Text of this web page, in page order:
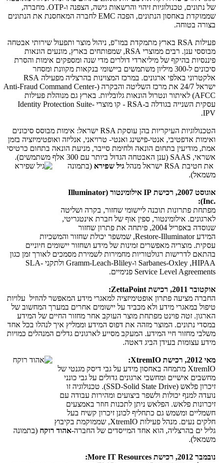
של נתונים, טכנולוגיות זיהוי והרשאות גישה, הצפנה ו-OTP. מחברה,
שממוקדת באחסון הנתונים, הפכה EMC לחברה המאחסנת את הנתונים
בצורה בטוחה.
פעילות RSA בארץ מתמקדת במו"פ, ניהול מוצר ותפעול שירותי אבטחה
מבוססי ענן. רבים ממוצרי RSA, שמפותחים בארץ, מונעים הונאות
פיננסיות בהיקף של מיליארדי דולרים מדי שנה ומספקים אימות והסרת
סיכונים ל-300 מיליון משתמשים ביישומי בנקאות מקוונת ומסחר
אלקטרוני באלפי ארגונים. במרכז המצוינות בהרצליה מפעילה RSA
ישראל 24/7 את מרכז השליטה והבקרה (
Anti-Fraud Command Center-
AFCC) לאיתור ונטרול הונאות גלובליות. בארץ גם מנוהלת פעילות
עסקית השנייה בגודלה ב-RSA - קו מוצרי Identity Protection Suite-
IPV
.
הטכנולוגיות העיקריות בהן עוסקת RSA ישראל: אימות מבוסס סיכונים
ואימות אדפטיבי, אנטי-פישינג ואנטי- טרויאני, אנליזה ואופטימיזציה בזמן
אמת, מודיעין בתחום הונאה ולחימת סייבר, מניעת הונאה בתחום כרטיסי
אשראי, SAAS (ענן האבטחה הגדול ביותר עם 300 אלף משתמשים).
את חטיבת RSA ישראל מנהל גיל שפירא (בתמונה
משמאל).
אוגוסט 2007, רכישת IP אילומינטור (Illuminator
Inc.
):
מפתחת פתרונות תוכנה ליישומי שחזור, בקרה ושליטה
לארגונים. אילומינטור, ספין אוף של חברת אינטגריטי,
שנוסדה באפריל 2004, פיתחה את פתרון שחזור
המידעRestore-Illuminator, שמשפר יכולת שחזור והמשכיות
עסקית. מוצריה מאפשרים זמינות של מידע ושחזור יישומים חיוניים
בהתאם לדרישות רגולטוריות מחמירות לשמירת מסמכים לאורך זמן כגון
Sarbanes-Oxley ,HIPAA ו-Gramm-Leach-Bliley ולתקני SLA-
Service Level Agreements פנימיים.
אוקטובר 2011, רכישת ZettaPoint
:
החברה מציעה פתרון אופטימיזציה למאגרי מידע המאפשר להוזיל עלויות
טיפול במאגרי מידע ולא מכביד על יישומים אחרים במערך המחשוב של
הארגון. זטה פוינט מפתחת מוצר העוקב אחר מחזור החיים של המידע
במסדי נתונים. המוצר מזהה את דפוס המידע וממליץ איך לנהלו בכל אחד
משלבי מחזור חיי המידע. המעקב מסייע לארגונים גדלים המנהלים כמויות
מידע עצומות בעידן הביג דאטה.
מאי 2012, רכישת XtremIO
:
XtremIO מתמחה באחסון מידע על גבי דיסק מגנטי של
מחשבים אישיים ומחשבי ארגונים גדולים על גבי כונני
זיכרון פלאש (SSD-Solid State Drive). טכנולוגיה זו
נועדה למנף יכולות ולשפר ביצועים ומהירות עבודה עם
זיכרונות פלאש. הפלאש ניתן לתכנות חוזר באמצעים
חשמליים ומשמש גם כתחליף לכונן זיכרון קשיח בעל
חלקים נעים. מנהל פעילות XtremIO, שממוקמת בקיבוץ
גליל ים בהרצליה, הוא אחד המייסדים של החברה-אהוד רוקח (בתמונה
משמאל).
נובמבר 2012, רכישת More IT Resources
: